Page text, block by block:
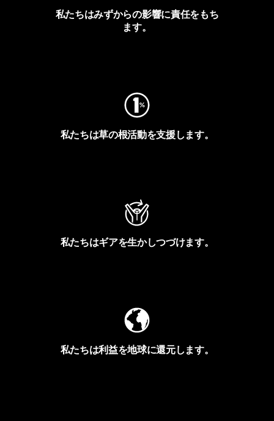
私たちはみずからの影響に責任をもち
ます。
私たちは草の根活動を支援します。
私たちはギアを生かしつづけます。
私たちは利益を地球に還元します。